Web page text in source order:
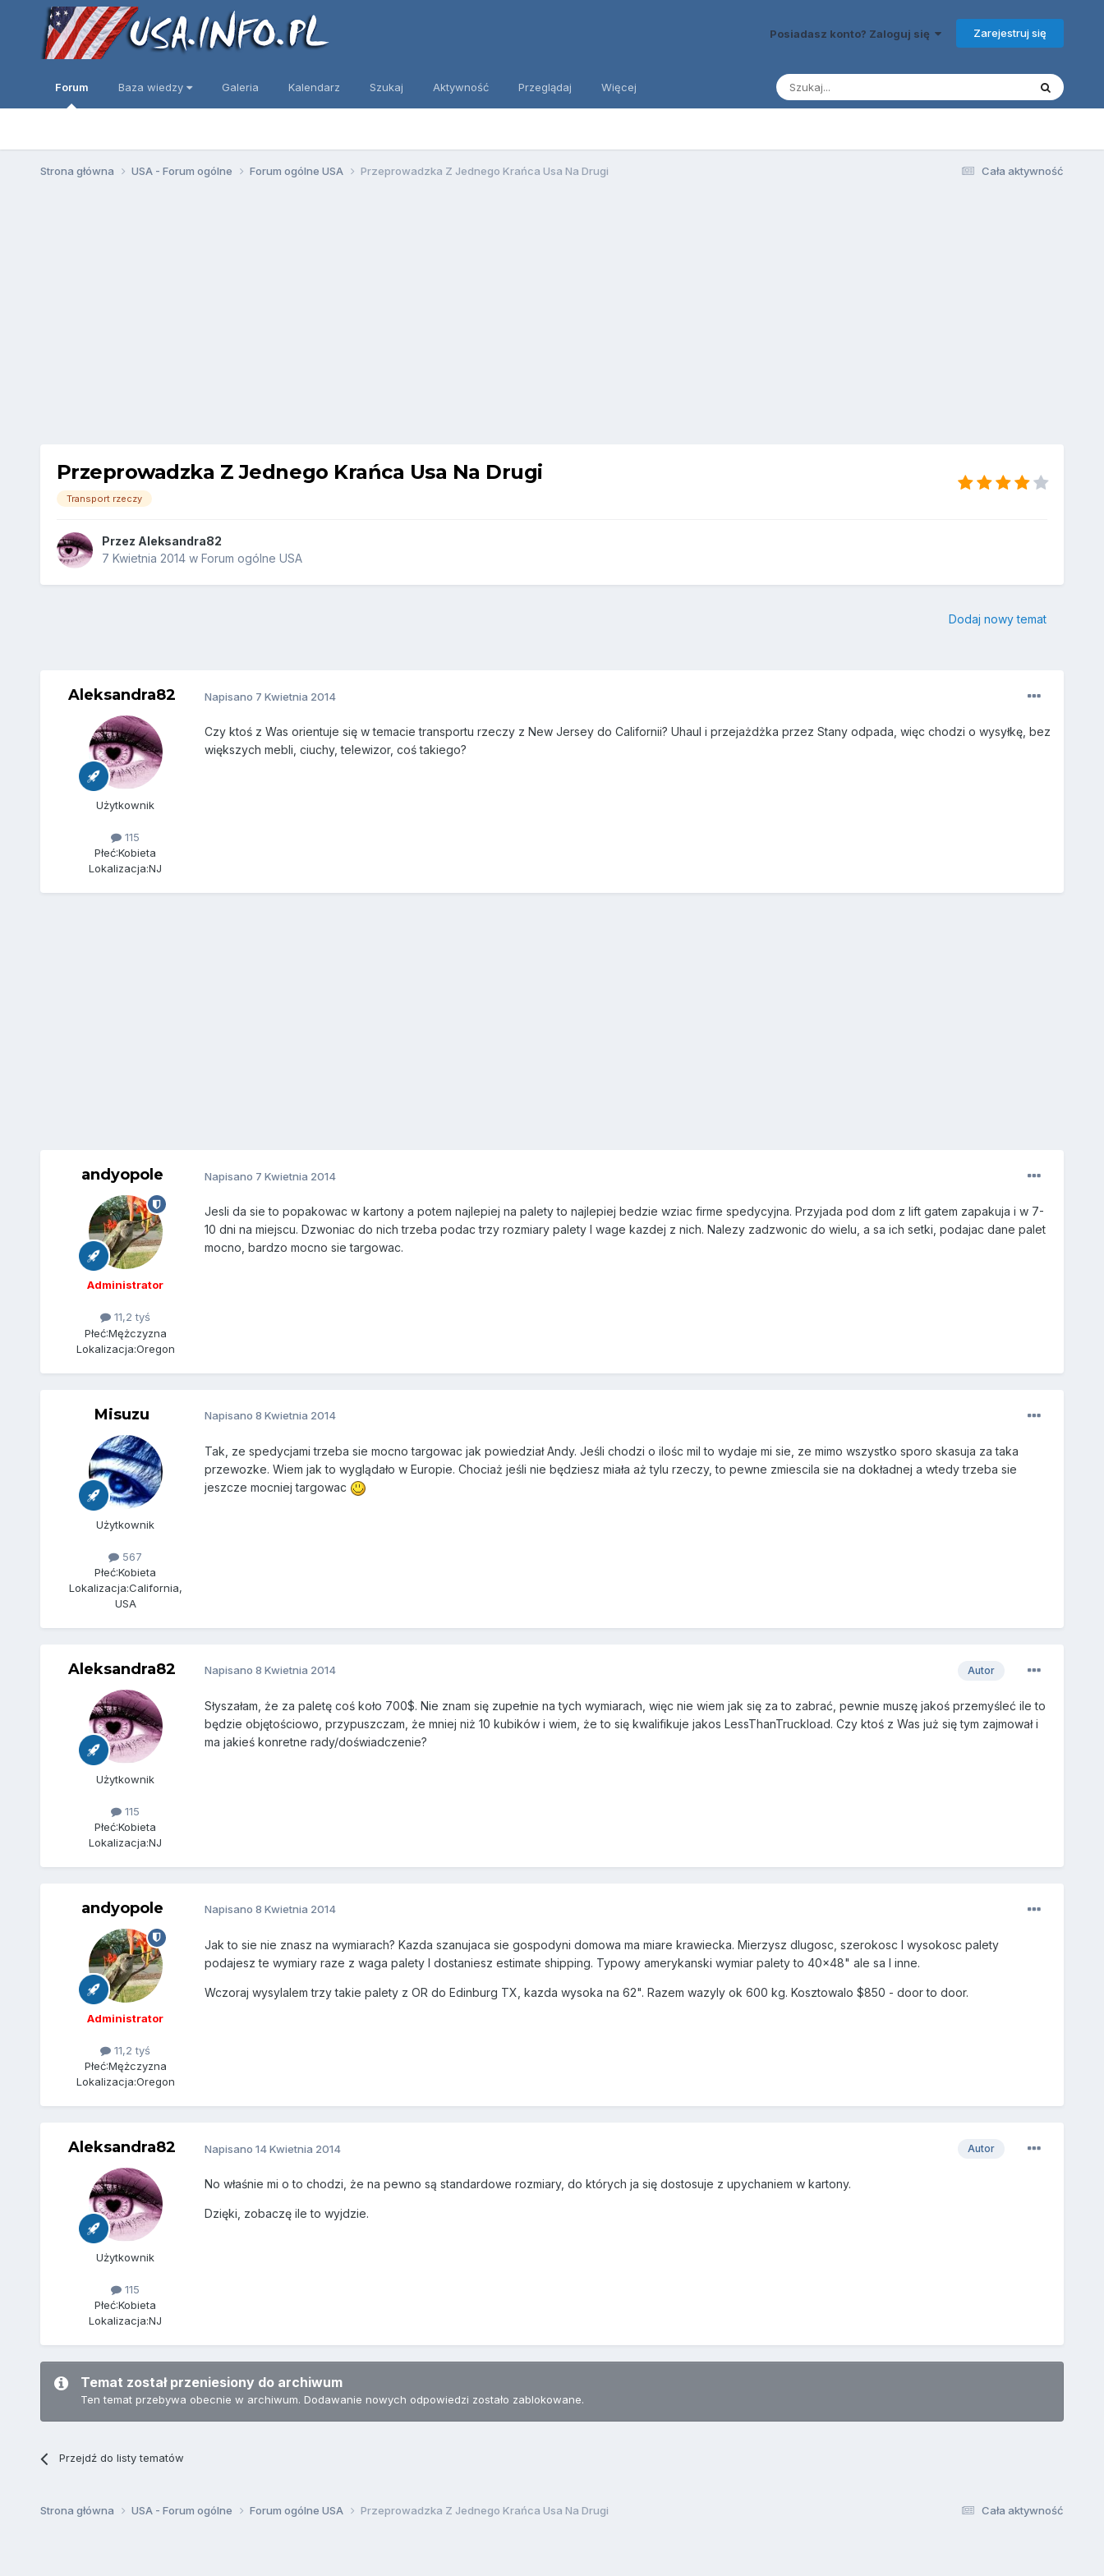
Posiadasz konto? Zaloguj się Zarejestruj się
Forum Baza wiedzy Galeria Kalendarz Szukaj Aktywność Przeglądaj Więcej
Cała aktywność
Strona główna USA - Forum ogólne Forum ogólne USA Przeprowadzka Z Jednego Krańca Usa Na Drugi
Przeprowadzka Z Jednego Krańca Usa Na Drugi
Transport rzeczy
Przez Aleksandra82
7 Kwietnia 2014w Forum ogólne USA
Dodaj nowy temat
Aleksandra82
Użytkownik
115
Płeć:Kobieta
Lokalizacja:NJ
Napisano 7 Kwietnia 2014
Czy ktoś z Was orientuje się w temacie transportu rzeczy z New Jersey do Californii? Uhaul i przejażdżka przez Stany odpada, więc chodzi o wysyłkę, bez
większych mebli, ciuchy, telewizor, coś takiego?
andyopole
Administrator
11,2 tyś
Płeć:Mężczyzna
Lokalizacja:Oregon
Napisano 7 Kwietnia 2014
Jesli da sie to popakowac w kartony a potem najlepiej na palety to najlepiej bedzie wziac firme spedycyjna. Przyjada pod dom z lift gatem zapakuja i w 7-
10 dni na miejscu. Dzwoniac do nich trzeba podac trzy rozmiary palety I wage kazdej z nich. Nalezy zadzwonic do wielu, a sa ich setki, podajac dane palet
mocno, bardzo mocno sie targowac.
Misuzu
Użytkownik
567
Płeć:Kobieta
Lokalizacja:California,
USA
Napisano 8 Kwietnia 2014
Tak, ze spedycjami trzeba sie mocno targowac jak powiedział Andy. Jeśli chodzi o ilośc mil to wydaje mi sie, ze mimo wszystko sporo skasuja za taka
przewozke. Wiem jak to wyglądało w Europie. Chociaż jeśli nie będziesz miała aż tylu rzeczy, to pewne zmiescila sie na dokładnej a wtedy trzeba sie
jeszcze mocniej targowac
Aleksandra82
Użytkownik
115
Płeć:Kobieta
Lokalizacja:NJ
Autor
Napisano 8 Kwietnia 2014
Słyszałam, że za paletę coś koło 700$. Nie znam się zupełnie na tych wymiarach, więc nie wiem jak się za to zabrać, pewnie muszę jakoś przemyśleć ile to
będzie objętościowo, przypuszczam, że mniej niż 10 kubików i wiem, że to się kwalifikuje jakos LessThanTruckload. Czy ktoś z Was już się tym zajmował i
ma jakieś konretne rady/doświadczenie?
andyopole
Administrator
11,2 tyś
Płeć:Mężczyzna
Lokalizacja:Oregon
Napisano 8 Kwietnia 2014
Jak to sie nie znasz na wymiarach? Kazda szanujaca sie gospodyni domowa ma miare krawiecka. Mierzysz dlugosc, szerokosc I wysokosc palety
podajesz te wymiary raze z waga palety I dostaniesz estimate shipping. Typowy amerykanski wymiar palety to 40x48" ale sa I inne.
Wczoraj wysylalem trzy takie palety z OR do Edinburg TX, kazda wysoka na 62". Razem wazyly ok 600 kg. Kosztowalo $850 - door to door.
Aleksandra82
Użytkownik
115
Płeć:Kobieta
Lokalizacja:NJ
Autor
Napisano 14 Kwietnia 2014
No właśnie mi o to chodzi, że na pewno są standardowe rozmiary, do których ja się dostosuje z upychaniem w kartony.
Dzięki, zobaczę ile to wyjdzie.
Temat został przeniesiony do archiwum
Ten temat przebywa obecnie w archiwum. Dodawanie nowych odpowiedzi zostało zablokowane.
Przejdź do listy tematów
Cała aktywność
Strona główna USA - Forum ogólne Forum ogólne USA Przeprowadzka Z Jednego Krańca Usa Na Drugi